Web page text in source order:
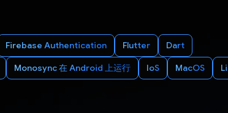
Firebase Authentication Flutter Dart
Monosync 在 Android 上运行 IoS MacOS